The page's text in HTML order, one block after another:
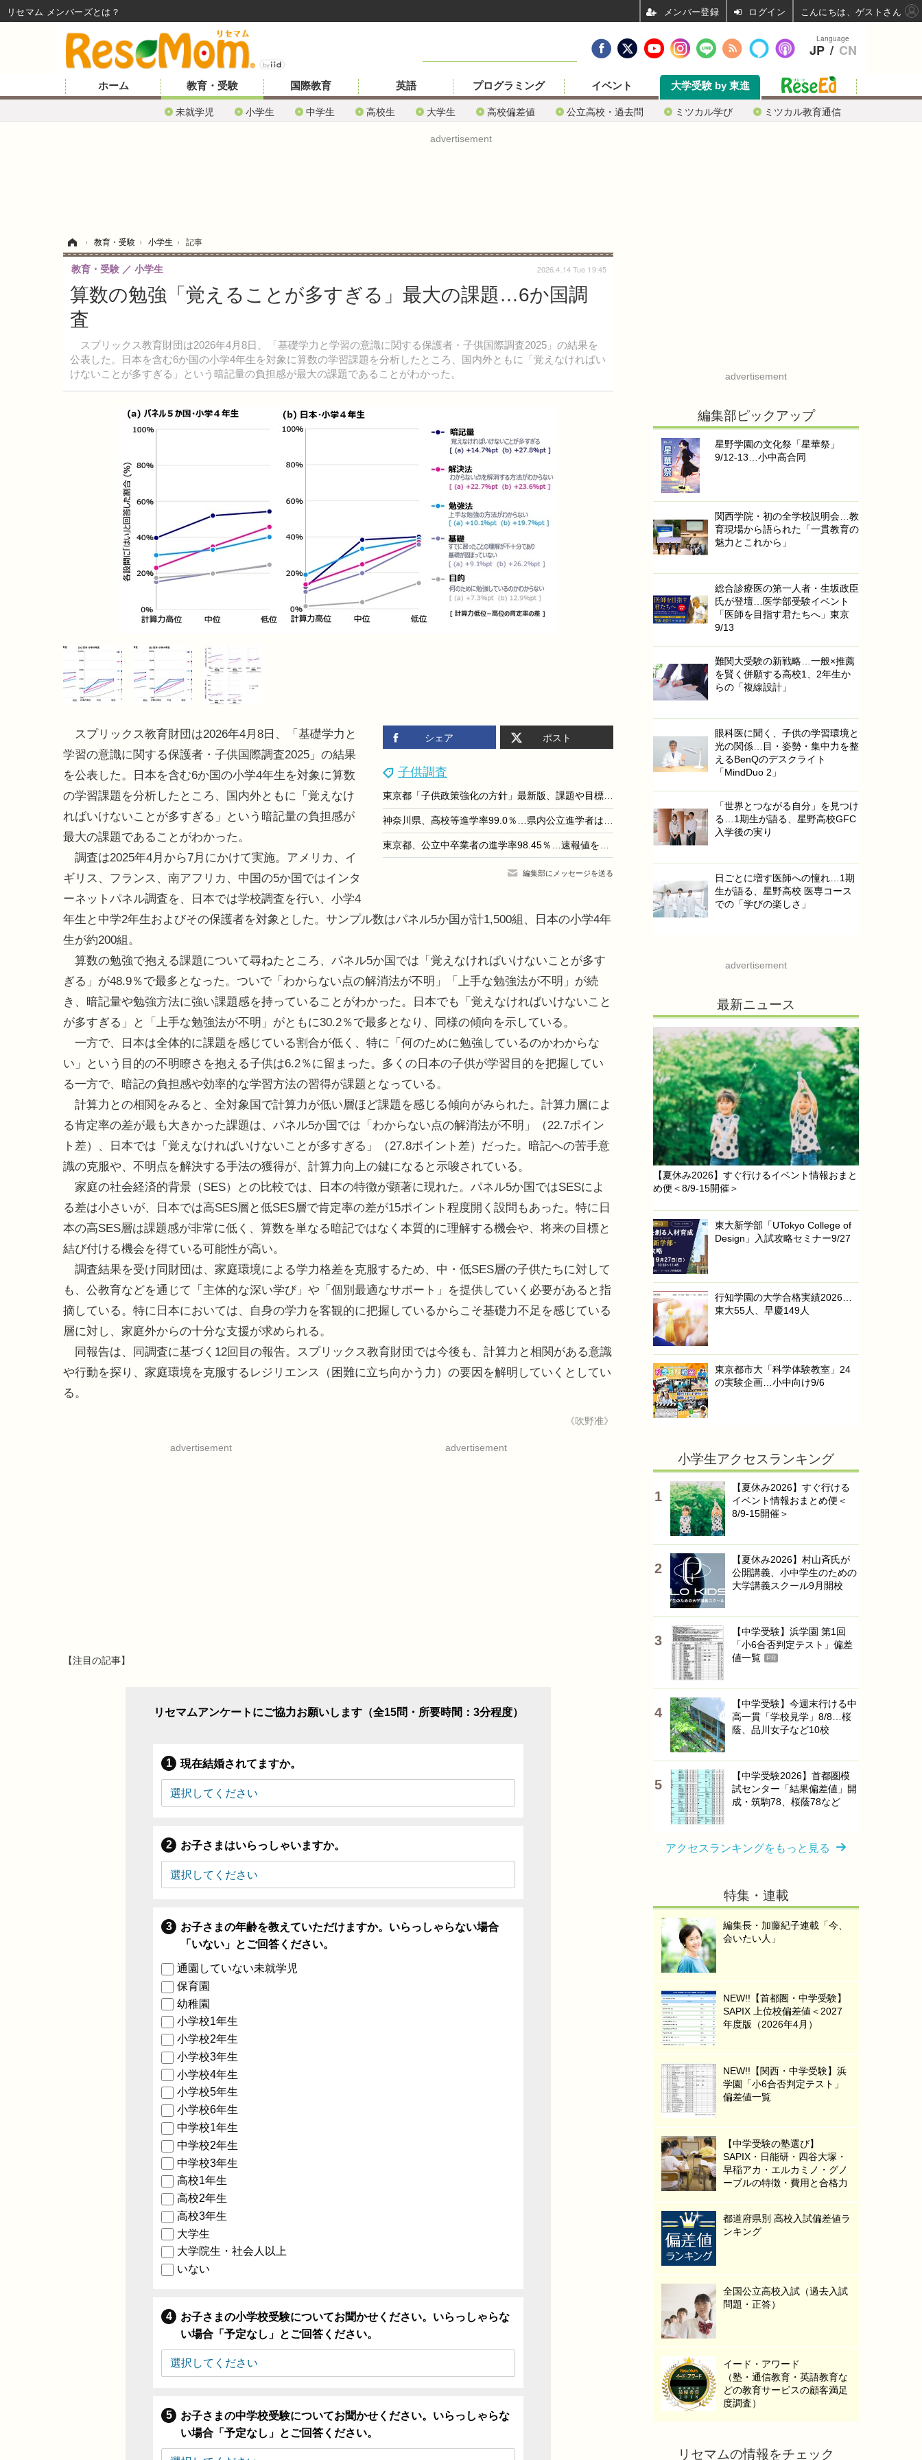
ホーム 教育・受験
未就学児 小学生 中学生 高校生 大学生 高校偏差値 公立高校・過去問 ミツカル学び ミツカル教育通信
国際教育 英語 プログラミング イベント 大学受験 by 東進
advertisement
› 教育・受験 › 小学生 › 記事
算数の勉強「覚えることが多すぎる」最大の課題…6か国調
査
スプリックス教育財団は2026年4月8日、「基礎学力と学習の意識に関する保護者・子供国際調査2025」の結果を
公表した。日本を含む6か国の小学4年生を対象に算数の学習課題を分析したところ、国内外ともに「覚えなければい
けないことが多すぎる」という暗記量の負担感が最大の課題であることがわかった。
教育・受験 小学生 2026.4.14 Tue 19:45
シェア ポスト
子供調査
東京都「子供政策強化の方針」最新版、課題や目標値など
神奈川県、高校等進学率99.0％…県内公立進学者は減少傾向
東京都、公立中卒業者の進学率98.45％…速報値を公表
編集部にメッセージを送る
スプリックス教育財団は2026年4月8日、「基礎学力と
学習の意識に関する保護者・子供国際調査2025」の結果
を公表した。日本を含む6か国の小学4年生を対象に算数
の学習課題を分析したところ、国内外ともに「覚えなけ
ればいけないことが多すぎる」という暗記量の負担感が
最大の課題であることがわかった。
調査は2025年4月から7月にかけて実施。アメリカ、イ
ギリス、フランス、南アフリカ、中国の5か国ではインタ
ーネットパネル調査を、日本では学校調査を行い、小学4
年生と中学2年生およびその保護者を対象とした。サンプル数はパネル5か国が計1,500組、日本の小学4年
生が約200組。
算数の勉強で抱える課題について尋ねたところ、パネル5か国では「覚えなければいけないことが多す
ぎる」が48.9％で最多となった。ついで「わからない点の解消法が不明」「上手な勉強法が不明」が続
き、暗記量や勉強方法に強い課題感を持っていることがわかった。日本でも「覚えなければいけないこと
が多すぎる」と「上手な勉強法が不明」がともに30.2％で最多となり、同様の傾向を示している。
一方で、日本は全体的に課題を感じている割合が低く、特に「何のために勉強しているのかわからな
い」という目的の不明瞭さを抱える子供は6.2％に留まった。多くの日本の子供が学習目的を把握してい
る一方で、暗記の負担感や効率的な学習方法の習得が課題となっている。
計算力との相関をみると、全対象国で計算力が低い層ほど課題を感じる傾向がみられた。計算力層によ
る肯定率の差が最も大きかった課題は、パネル5か国では「わからない点の解消法が不明」（22.7ポイン
ト差）、日本では「覚えなければいけないことが多すぎる」（27.8ポイント差）だった。暗記への苦手意
識の克服や、不明点を解決する手法の獲得が、計算力向上の鍵になると示唆されている。
家庭の社会経済的背景（SES）との比較では、日本の特徴が顕著に現れた。パネル5か国ではSESによ
る差は小さいが、日本では高SES層と低SES層で肯定率の差が15ポイント程度開く設問もあった。特に日
本の高SES層は課題感が非常に低く、算数を単なる暗記ではなく本質的に理解する機会や、将来の目標と
結び付ける機会を得ている可能性が高い。
調査結果を受け同財団は、家庭環境による学力格差を克服するため、中・低SES層の子供たちに対して
も、公教育などを通じて「主体的な深い学び」や「個別最適なサポート」を提供していく必要があると指
摘している。特に日本においては、自身の学力を客観的に把握しているからこそ基礎力不足を感じている
層に対し、家庭外からの十分な支援が求められる。
同報告は、同調査に基づく12回目の報告。スプリックス教育財団では今後も、計算力と相関がある意識
や行動を探り、家庭環境を克服するレジリエンス（困難に立ち向かう力）の要因を解明していくとしてい
る。
《吹野准》
advertisement advertisement
【注目の記事】
リセマムアンケートにご協力お願いします（全15問・所要時間：3分程度）
現在結婚されてますか。
お子さまはいらっしゃいますか。
お子さまの年齢を教えていただけますか。いらっしゃらない場合
「いない」とご回答ください。
通園していない未就学児
保育園
幼稚園
小学校1年生
小学校2年生
小学校3年生
小学校4年生
小学校5年生
小学校6年生
中学校1年生
中学校2年生
中学校3年生
高校1年生
高校2年生
高校3年生
大学生
大学院生・社会人以上
いない
お子さまの小学校受験についてお聞かせください。いらっしゃらな
い場合「予定なし」とご回答ください。
お子さまの中学校受験についてお聞かせください。いらっしゃらな
い場合「予定なし」とご回答ください。
advertisement
編集部ピックアップ
星野学園の文化祭「星華祭」
9/12-13…小中高合同
関西学院・初の全学校説明会…教
育現場から語られた「一貫教育の
魅力とこれから」
総合診療医の第一人者・生坂政臣
氏が登壇…医学部受験イベント
「医師を目指す君たちへ」東京
9/13
難関大受験の新戦略…一般×推薦
を賢く併願する高校1、2年生か
らの「複線設計」
眼科医に聞く、子供の学習環境と
光の関係…目・姿勢・集中力を整
えるBenQのデスクライト
「MindDuo 2」
「世界とつながる自分」を見つけ
る…1期生が語る、星野高校GFC
入学後の実り
日ごとに増す医師への憧れ…1期
生が語る、星野高校 医専コース
での「学びの楽しさ」
advertisement
最新ニュース
【夏休み2026】すぐ行けるイベント情報おまと
め便＜8/9-15開催＞
東大新学部「UTokyo College of
Design」入試攻略セミナー9/27
行知学園の大学合格実績2026…
東大55人、早慶149人
東京都市大「科学体験教室」24
の実験企画…小中向け9/6
小学生アクセスランキング
【夏休み2026】すぐ行ける
イベント情報おまとめ便＜
8/9-15開催＞
【夏休み2026】村山斉氏が
公開講義、小中学生のための
大学講義スクール9月開校
【中学受験】浜学園 第1回
「小6合否判定テスト」偏差
値一覧
PR
【中学受験】今週末行ける中
高一貫「学校見学」8/8…桜
蔭、品川女子など10校
【中学受験2026】首都圏模
試センター「結果偏差値」開
成・筑駒78、桜蔭78など
アクセスランキングをもっと見る
特集・連載
編集長・加藤紀子連載「今、
会いたい人」
NEW!!【首都圏・中学受験】
SAPIX 上位校偏差値＜2027
年度版（2026年4月）
NEW!!【関西・中学受験】浜
学園「小6合否判定テスト」
偏差値一覧
【中学受験の塾選び】
SAPIX・日能研・四谷大塚・
早稲アカ・エルカミノ・グノ
ーブルの特徴・費用と合格力
都道府県別 高校入試偏差値ラ
ンキング
全国公立高校入試（過去入試
問題・正答）
イード・アワード
（塾・通信教育・英語教育な
どの教育サービスの顧客満足
度調査）
リセマムの情報をチェック
Language
JP / CN
リセマム メンバーズ ログイン こんにちは、ゲストさん